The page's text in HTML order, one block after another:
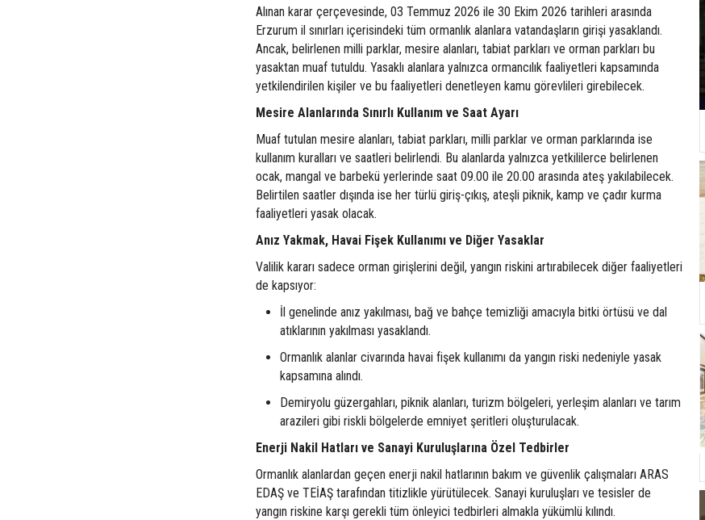
Alınan karar çerçevesinde, 03 Temmuz 2026 ile 30 Ekim 2026 tarihleri arasında
Erzurum il sınırları içerisindeki tüm ormanlık alanlara vatandaşların girişi yasaklandı.
Ancak, belirlenen milli parklar, mesire alanları, tabiat parkları ve orman parkları bu
yasaktan muaf tutuldu. Yasaklı alanlara yalnızca ormancılık faaliyetleri kapsamında
yetkilendirilen kişiler ve bu faaliyetleri denetleyen kamu görevlileri girebilecek.
Mesire Alanlarında Sınırlı Kullanım ve Saat Ayarı
Muaf tutulan mesire alanları, tabiat parkları, milli parklar ve orman parklarında ise
kullanım kuralları ve saatleri belirlendi. Bu alanlarda yalnızca yetkililerce belirlenen
ocak, mangal ve barbekü yerlerinde saat 09.00 ile 20.00 arasında ateş yakılabilecek.
Belirtilen saatler dışında ise her türlü giriş-çıkış, ateşli piknik, kamp ve çadır kurma
faaliyetleri yasak olacak.
Anız Yakmak, Havai Fişek Kullanımı ve Diğer Yasaklar
Valilik kararı sadece orman girişlerini değil, yangın riskini artırabilecek diğer faaliyetleri
de kapsıyor:
İl genelinde anız yakılması, bağ ve bahçe temizliği amacıyla bitki örtüsü ve dal
atıklarının yakılması yasaklandı.
Ormanlık alanlar civarında havai fişek kullanımı da yangın riski nedeniyle yasak
kapsamına alındı.
Demiryolu güzergahları, piknik alanları, turizm bölgeleri, yerleşim alanları ve tarım
arazileri gibi riskli bölgelerde emniyet şeritleri oluşturulacak.
Enerji Nakil Hatları ve Sanayi Kuruluşlarına Özel Tedbirler
Ormanlık alanlardan geçen enerji nakil hatlarının bakım ve güvenlik çalışmaları ARAS
EDAŞ ve TEİAŞ tarafından titizlikle yürütülecek. Sanayi kuruluşları ve tesisler de
yangın riskine karşı gerekli tüm önleyici tedbirleri almakla yükümlü kılındı.